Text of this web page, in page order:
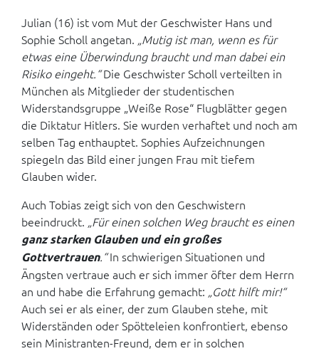
Julian (16) ist vom Mut der Geschwister Hans und
Sophie Scholl angetan. „Mutig ist man, wenn es für
etwas eine Überwindung braucht und man dabei ein
Risiko eingeht.“Die Geschwister Scholl verteilten in
München als Mitglieder der studentischen
Widerstandsgruppe „Weiße Rose“ Flugblätter gegen
die Diktatur Hitlers. Sie wurden verhaftet und noch am
selben Tag enthauptet. Sophies Aufzeichnungen
spiegeln das Bild einer jungen Frau mit tiefem
Glauben wider.
Auch Tobias zeigt sich von den Geschwistern
beeindruckt. „Für einen solchen Weg braucht es einen
ganz starken Glauben und ein großes
Gottvertrauen.“In schwierigen Situationen und
Ängsten vertraue auch er sich immer öfter dem Herrn
an und habe die Erfahrung gemacht: „Gott hilft mir!“
Auch sei er als einer, der zum Glauben stehe, mit
Widerständen oder Spötteleien konfrontiert, ebenso
sein Ministranten-Freund, dem er in solchen